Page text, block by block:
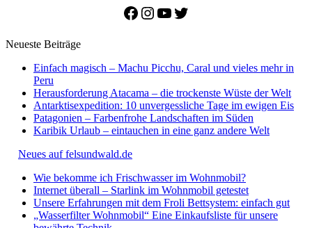
Facebook
Instagram
YouTube
Twitter
Neueste Beiträge
Einfach magisch – Machu Picchu, Caral und vieles mehr in
Peru
Herausforderung Atacama – die trockenste Wüste der Welt
Antarktisexpedition: 10 unvergessliche Tage im ewigen Eis
Patagonien – Farbenfrohe Landschaften im Süden
Karibik Urlaub – eintauchen in eine ganz andere Welt
Neues auf felsundwald.de
Wie bekomme ich Frischwasser im Wohnmobil?
Internet überall – Starlink im Wohnmobil getestet
Unsere Erfahrungen mit dem Froli Bettsystem: einfach gut
„Wasserfilter Wohnmobil“ Eine Einkaufsliste für unsere